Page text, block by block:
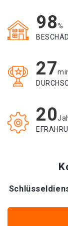
98%
27
20